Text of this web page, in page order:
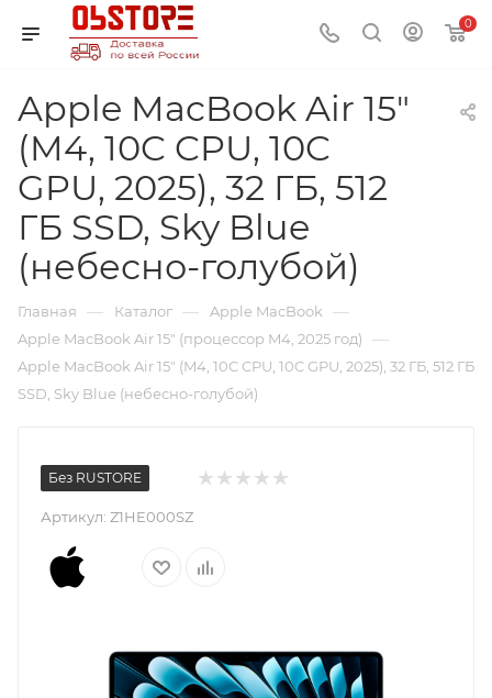
0
Apple MacBook Air 15"
(M4, 10C CPU, 10C
GPU, 2025), 32 ГБ, 512
ГБ SSD, Sky Blue
(небесно-голубой)
Главная — Каталог — Apple MacBook —
Apple MacBook Air 15" (процессор M4, 2025 год) —
Apple MacBook Air 15" (M4, 10C CPU, 10C GPU, 2025), 32 ГБ, 512 ГБ
SSD, Sky Blue (небесно-голубой)
Без RUSTORE
Артикул: Z1HE000SZ